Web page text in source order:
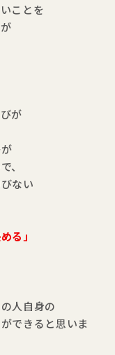
ことを
が
、
ない
る」
人自身の
できると思いま